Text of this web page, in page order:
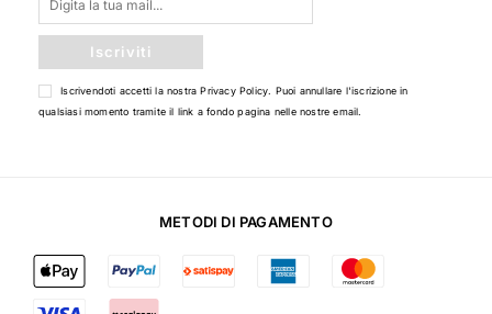
Iscriviti
Iscrivendoti accetti la nostraPrivacy Policy . Puoi annullare l'iscrizione in
qualsiasi momento tramite il link a fondo pagina nelle nostre email.
METODI DI PAGAMENTO